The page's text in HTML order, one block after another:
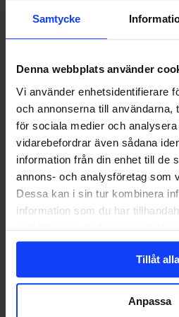
Samtycke
Denna webbplats använder
Vi använder enhetsidentifierare
och annonserna till användarna,
för sociala medier och
vidarebefordrar även sådana
information från din enhet till de
annons- och analysföretag som
Dessa kan i sin tur kombinera
information som du har
samlat in när du har använt
Tillåt alla
Anpassa
CONTENT MARKETING
MARKETINGSOCIALA
Checklistan som gör dina
I digitala kanaler finns det inget som
förberedelser kan du…